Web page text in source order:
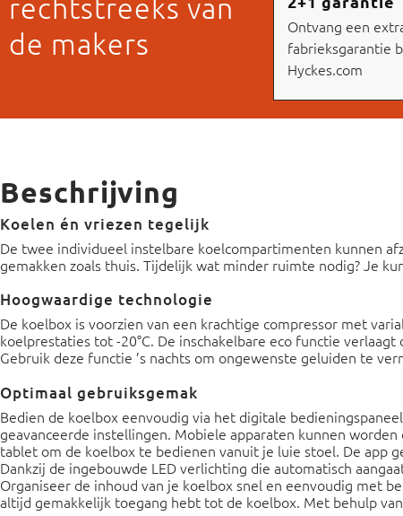
rechtstreeks van
de makers
Ontvang een
fabrieksgarantie
Hyckes.com
Beschrijving
Koelen én vriezen tegelijk
De twee individueel instelbare koelcompartimenten kunnen
gemakken zoals thuis. Tijdelijk wat minder ruimte nodig? Je
Hoogwaardige technologie
De koelbox is voorzien van een krachtige compressor met
koelprestaties tot -20°C. De inschakelbare eco functie
Gebruik deze functie ’s nachts om ongewenste geluiden te
Optimaal gebruiksgemak
Bedien de koelbox eenvoudig via het digitale
geavanceerde instellingen. Mobiele apparaten kunnen
tablet om de koelbox te bedienen vanuit je luie stoel. De app
Dankzij de ingebouwde LED verlichting die automatisch
Organiseer de inhoud van je koelbox snel en eenvoudig met
altijd gemakkelijk toegang hebt tot de koelbox. Met behulp